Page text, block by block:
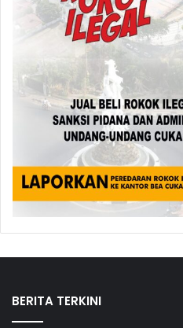
BERITA TERKINI